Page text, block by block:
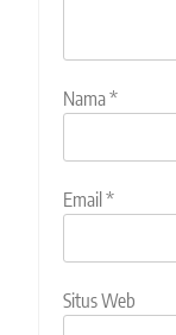
Nama*
Email *
Situs Web